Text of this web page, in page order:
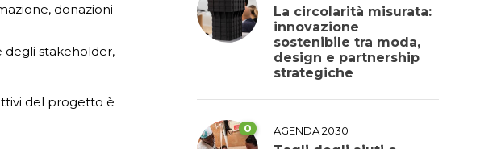
donazioni
degli stakeholder,
del progetto è
La circolarità misurata:
innovazione
sostenibile tra moda,
design e partnership
strategiche
0 AGENDA 2030